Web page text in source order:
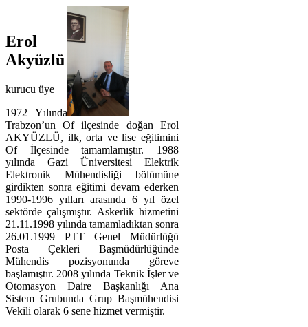
Erol
Akyüzlü
kurucu üye
1972 Yılında
Trabzon’un Of ilçesinde doğan Erol
AKYÜZLÜ, ilk, orta ve lise eğitimini
Of İlçesinde tamamlamıştır. 1988
yılında Gazi Üniversitesi Elektrik
Elektronik Mühendisliği bölümüne
girdikten sonra eğitimi devam ederken
1990-1996 yılları arasında 6 yıl özel
sektörde çalışmıştır. Askerlik hizmetini
21.11.1998 yılında tamamladıktan sonra
26.01.1999 PTT Genel Müdürlüğü
Posta Çekleri Başmüdürlüğünde
Mühendis pozisyonunda göreve
başlamıştır. 2008 yılında Teknik İşler ve
Otomasyon Daire Başkanlığı Ana
Sistem Grubunda Grup Başmühendisi
Vekili olarak 6 sene hizmet vermiştir.